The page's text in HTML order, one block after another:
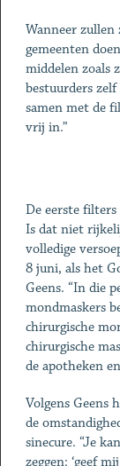
Wanneer zullen
gemeenten
middelen zoals
bestuurders
samen met de
vrij in.”
De eerste filters
Is dat niet
volledige
8 juni, als het
Geens. “In die
mondmaskers
chirurgische
chirurgische
de apotheken
Volgens Geens
de
sinecure. “Je
zeggen: ‘geef